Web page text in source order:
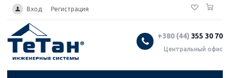
... Вход Регистрация
+380 (44) 355 30 70
Центральный офис